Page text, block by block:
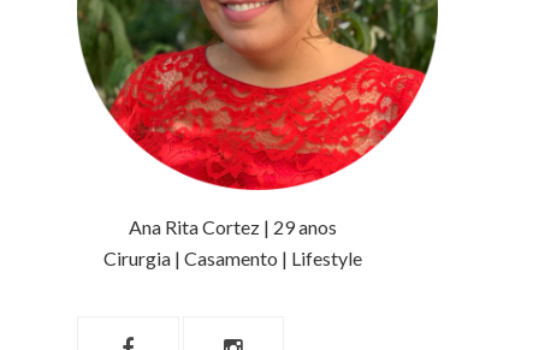
Ana Rita Cortez | 29 anos
Cirurgia | Casamento | Lifestyle